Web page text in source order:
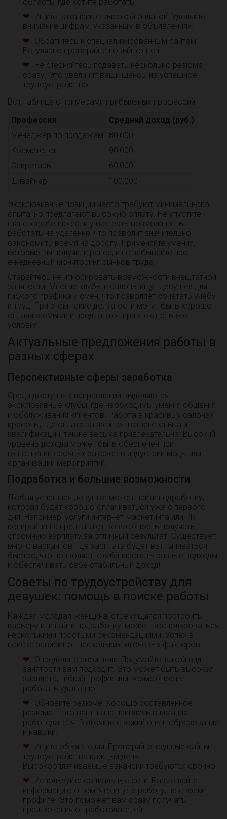
Ищите вакансии с высокой оплатой. Уделяйте
внимание цифрам, указанным в объявлениях.
Обратитесь к специализированным сайтам.
Регулярно проверяйте новый контент.
Не стесняйтесь подавать несколько резюме
сразу. Это увеличит ваши шансы на успешное
трудоустройство.
Вот таблица с примерами прибыльных профессий:
Профессия
Средний доход (руб.)
Менеджер по продажам
80,000
Косметолог
90,000
Секретарь
60,000
Дизайнер
100,000
Эксклюзивные позиции часто требуют минимального
опыта, но предлагают высокую оплату. Не упустите
шанс, особенно если у вас есть возможность
работать на удалёнке, что позволит значительно
сэкономить время на дорогу. Применяйте умения,
которые вы получили ранее, и не забывайте про
ежедневный мониторинг рынков труда.
Старайтесь не игнорировать возможности внештатной
занятости. Многие клубы и салоны ищут девушек для
гибкого графика и смен, что позволяет сочетать учебу
и труд. При этом такие должности могут быть хорошо
оплачиваемыми и предлагают привлекательные
условия.
Актуальные предложения работы в
разных сферах
Перспективные сферы заработка
Среди доступных направлений выделяются
эксклюзивные клубы, где необходимы умения общения
и обслуживания клиентов. Работа в красивых салонах
красоты, где оплата зависит от вашего опыта и
квалификации, также весьма привлекательна. Высокий
уровень дохода может быть обеспечен при
выполнении срочных заказов в индустрии моды или
организации мероприятий.
Подработка и большие возможности
Любая успешная девушка может найти подработку,
которая будет хорошо оплачиваться уже с первого
дня. Например, услуги интернет-маркетинга или PR-
копирайтинга предлагают возможность получать
огромную зарплату за отличный результат. Существует
много вариантов, где зарплата будет выплачиваться
быстро, что позволяет комбинировать разные подходы
и обеспечивать себе стабильный доход!
Советы по трудоустройству для
девушек: помощь в поиске работы
Каждая молодая женщина, стремящаяся построить
карьеру или найти подработку, может воспользоваться
несколькими простыми рекомендациями. Успех в
поиске зависит от нескольких ключевых факторов.
Определите свои цели: Подумайте, какой вид
занятости вам подходит. Это может быть высокая
зарплата, гибкий график или возможность
работать удаленно.
Обновите резюме: Хорошо составленное
резюме – это ваш шанс привлечь внимание
работодателя. Включите свежий опыт, образование
и навыки.
Ищите объявления: Проверяйте крупные сайты
трудоустройства каждый день.
Высокооплачиваемые вакансии требуются срочно.
Используйте социальные сети: Размещайте
информацию о том, что ищете работу, на своем
профиле. Это поможет вам сразу получать
предложения от работодателей.